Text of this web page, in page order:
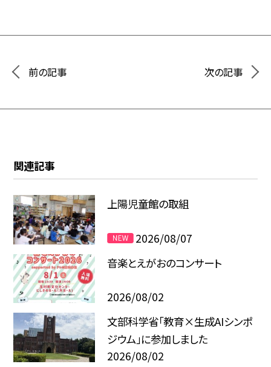
前の記事 次の記事
関連記事
上陽児童館の取組
2026/08/07
音楽とえがおのコンサート
2026/08/02
文部科学省「教育×生成AIシンポ
ジウム」に参加しました
2026/08/02